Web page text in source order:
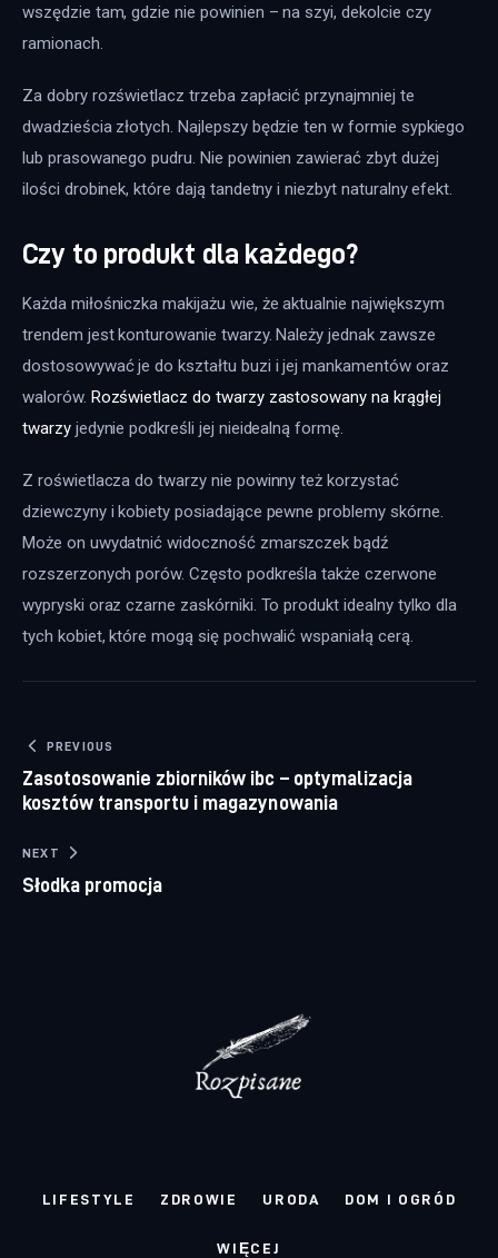
wszędzie tam, gdzie nie powinien – na szyi, dekolcie czy
ramionach.
Za dobry rozświetlacz trzeba zapłacić przynajmniej te
dwadzieścia złotych. Najlepszy będzie ten w formie sypkiego
lub prasowanego pudru. Nie powinien zawierać zbyt dużej
ilości drobinek, które dają tandetny i niezbyt naturalny efekt.
Czy to produkt dla każdego?
Każda miłośniczka makijażu wie, że aktualnie największym
trendem jest konturowanie twarzy. Należy jednak zawsze
dostosowywać je do kształtu buzi i jej mankamentów oraz
walorów. Rozświetlacz do twarzy zastosowany na krągłej
twarzy jedynie podkreśli jej nieidealną formę.
Z roświetlacza do twarzy nie powinny też korzystać
dziewczyny i kobiety posiadające pewne problemy skórne.
Może on uwydatnić widoczność zmarszczek bądź
rozszerzonych porów. Często podkreśla także czerwone
wypryski oraz czarne zaskórniki. To produkt idealny tylko dla
tych kobiet, które mogą się pochwalić wspaniałą cerą.
Nawigacja wpisu
PREVIOUS
Zasotosowanie zbiorników ibc – optymalizacja
kosztów transportu i magazynowania
NEXT
Słodka promocja
LIFESTYLE ZDROWIE URODA DOM I OGRÓD
WIĘCEJ